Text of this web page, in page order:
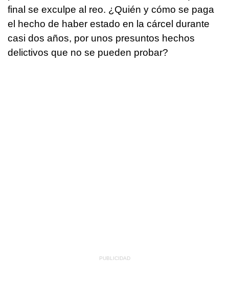
final se exculpe al reo. ¿Quién y cómo se paga
el hecho de haber estado en la cárcel durante
casi dos años, por unos presuntos hechos
delictivos que no se pueden probar?